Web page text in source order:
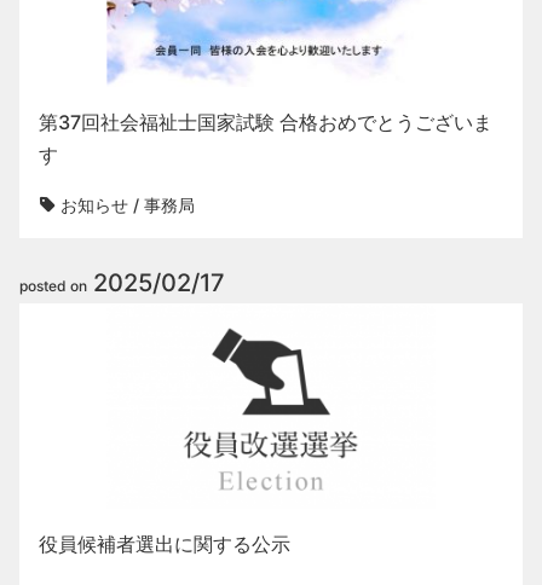
第37回社会福祉士国家試験 合格おめでとうございま
す
お知らせ / 事務局
posted on 2025/02/17
役員候補者選出に関する公示